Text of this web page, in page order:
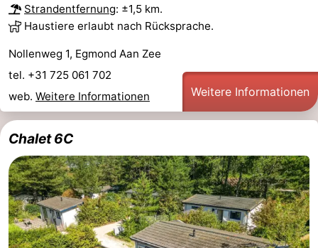
Strandentfernung: ±1,5 km.
Haustiere erlaubt nach Rücksprache.
Nollenweg 1, Egmond Aan Zee
tel. +31 725 061 702
web. Weitere Informationen Weitere Informationen
Chalet 6C